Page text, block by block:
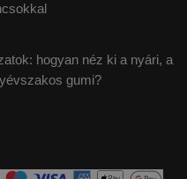
hogyan néz ki a nyári, a
gumi?